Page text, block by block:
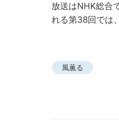
放送はNHK総合
れる第38回では
風薫る